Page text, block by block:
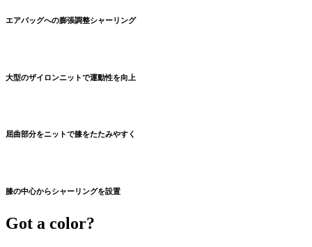
エアバッグへの膨張調整シャーリング
大型のザイロンニットで運動性を向上
屈曲部分をニットで膝をたたみやすく
膝の中心からシャーリングを設置
Got a color?